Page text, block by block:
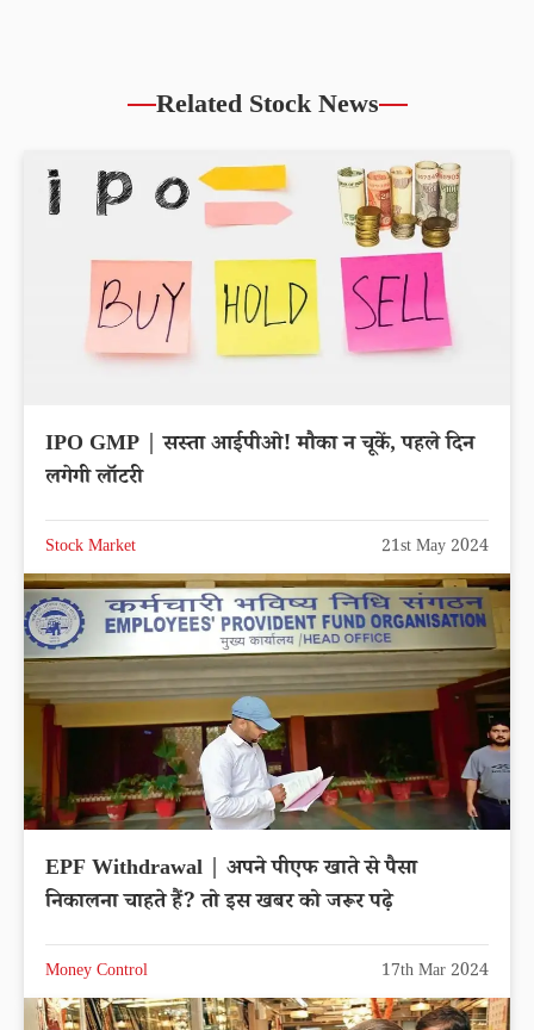
Related Stock News
IPO GMP | सस्ता आईपीओ! मौका न चूकें, पहले दिन
लगेगी लॉटरी
Stock Market 21st May 2024
EPF Withdrawal | अपने पीएफ खाते से पैसा
निकालना चाहते हैं? तो इस खबर को जरूर पढ़े
Money Control 17th Mar 2024